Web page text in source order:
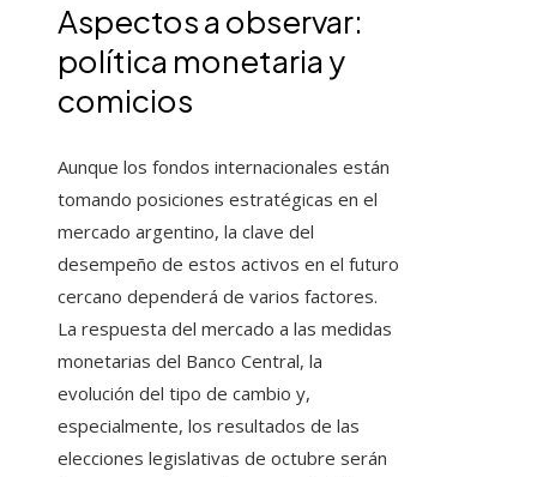
Aspectos a observar:
política monetaria y
comicios
Aunque los fondos internacionales están
tomando posiciones estratégicas en el
mercado argentino, la clave del
desempeño de estos activos en el futuro
cercano dependerá de varios factores.
La respuesta del mercado a las medidas
monetarias del Banco Central, la
evolución del tipo de cambio y,
especialmente, los resultados de las
elecciones legislativas de octubre serán